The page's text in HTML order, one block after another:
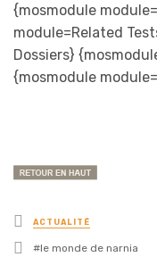
{mosmodule
module=Related
Dossiers}
{mosmodule
Posted
in
ACTUALITÉ
Tagged
le monde de narnia